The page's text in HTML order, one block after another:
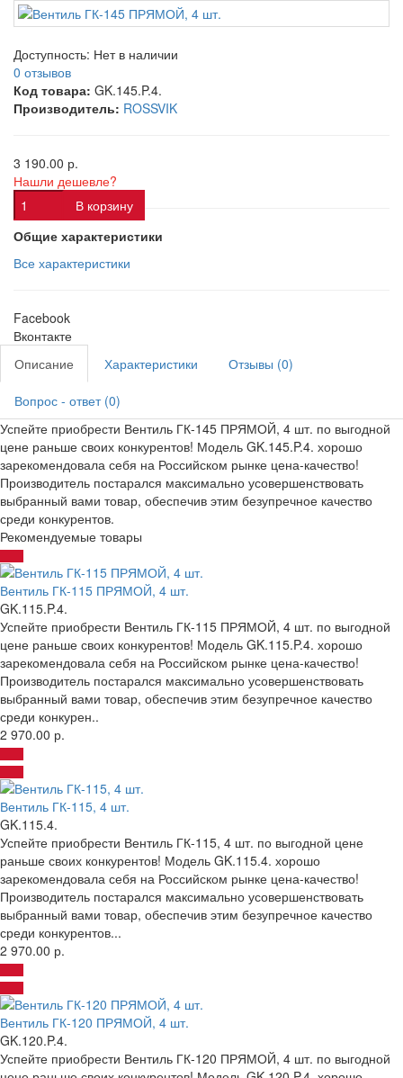
Доступность: Нет в наличии
0 отзывов
Код товара: GK.145.P.4.
Производитель: ROSSVIK
3 190.00 р.
Нашли дешевле?
В корзину
Общие характеристики
Все характеристики
Facebook
Вконтакте
Описание
Характеристики Отзывы (0)
Вопрос - ответ (0)
Успейте приобрести Вентиль ГК-145 ПРЯМОЙ, 4 шт. по выгодной
цене раньше своих конкурентов! Модель GK.145.P.4. хорошо
зарекомендовала себя на Российском рынке цена-качество!
Производитель постарался максимально усовершенствовать
выбранный вами товар, обеспечив этим безупречное качество
среди конкурентов.
Рекомендуемые товары
Вентиль ГК-115 ПРЯМОЙ, 4 шт.
GK.115.P.4.
Успейте приобрести Вентиль ГК-115 ПРЯМОЙ, 4 шт. по выгодной
цене раньше своих конкурентов! Модель GK.115.P.4. хорошо
зарекомендовала себя на Российском рынке цена-качество!
Производитель постарался максимально усовершенствовать
выбранный вами товар, обеспечив этим безупречное качество
среди конкурен..
2 970.00 р.
Вентиль ГК-115, 4 шт.
GK.115.4.
Успейте приобрести Вентиль ГК-115, 4 шт. по выгодной цене
раньше своих конкурентов! Модель GK.115.4. хорошо
зарекомендовала себя на Российском рынке цена-качество!
Производитель постарался максимально усовершенствовать
выбранный вами товар, обеспечив этим безупречное качество
среди конкурентов...
2 970.00 р.
Вентиль ГК-120 ПРЯМОЙ, 4 шт.
GK.120.P.4.
Успейте приобрести Вентиль ГК-120 ПРЯМОЙ, 4 шт. по выгодной